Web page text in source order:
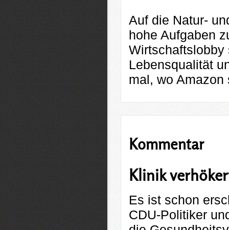
Auf die Natur-
hohe Aufgaben
Wirtschaftslobby
Lebensqualität
mal, wo
Kommentar
Klinik
Es ist schon
CDU-Politiker